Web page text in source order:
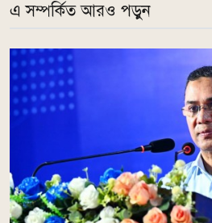
এ সম্পর্কিত আরও পড়ুন